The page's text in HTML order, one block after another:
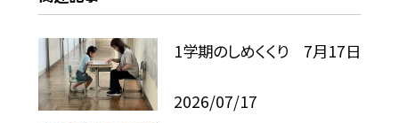
1学期のしめくくり 7月17日
2026/07/17